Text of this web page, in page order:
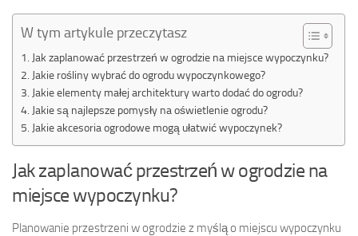
W tym artykule przeczytasz
Jak zaplanować przestrzeń w ogrodzie na miejsce wypoczynku?
Jakie rośliny wybrać do ogrodu wypoczynkowego?
Jakie elementy małej architektury warto dodać do ogrodu?
Jakie są najlepsze pomysły na oświetlenie ogrodu?
Jakie akcesoria ogrodowe mogą ułatwić wypoczynek?
Jak zaplanować przestrzeń w ogrodzie na
miejsce wypoczynku?
Planowanie przestrzeni w ogrodzie z myślą o miejscu wypoczynku